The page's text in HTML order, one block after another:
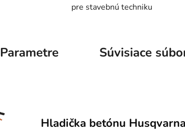
pre stavebnú techniku
Parametre Súvisiace
Hladička betónu